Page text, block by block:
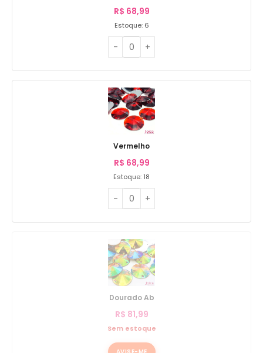
R$ 68,99
Estoque: 6
Vermelho
R$ 68,99
Estoque: 18
Dourado Ab
R$ 81,99
Sem estoque